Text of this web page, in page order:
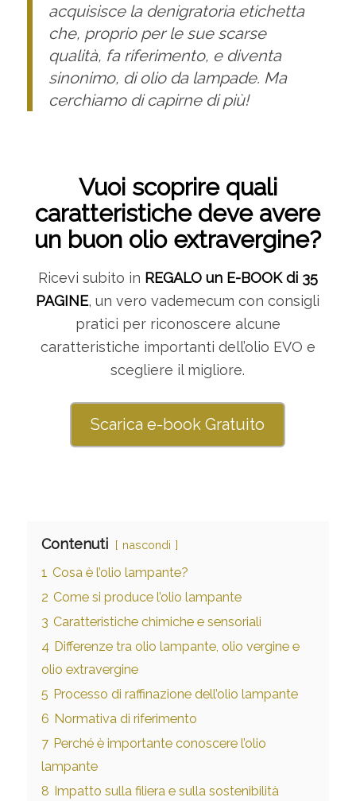
acquisisce la denigratoria etichetta
che, proprio per le sue scarse
qualità, fa riferimento, e diventa
sinonimo, di olio da lampade. Ma
cerchiamo di capirne di più!
Vuoi scoprire quali
caratteristiche deve avere
un buon olio extravergine?
Ricevi subito in REGALO un E-BOOK di 35
PAGINE, un vero vademecum con consigli
pratici per riconoscere alcune
caratteristiche importanti dell’olio EVO e
scegliere il migliore.
Scarica e-book Gratuito
Contenuti nascondi
1 Cosa è l’olio lampante?
2 Come si produce l’olio lampante
3 Caratteristiche chimiche e sensoriali
4 Differenze tra olio lampante, olio vergine e
olio extravergine
5 Processo di raffinazione dell’olio lampante
6 Normativa di riferimento
7 Perché è importante conoscere l’olio
lampante
8 Impatto sulla filiera e sulla sostenibilità